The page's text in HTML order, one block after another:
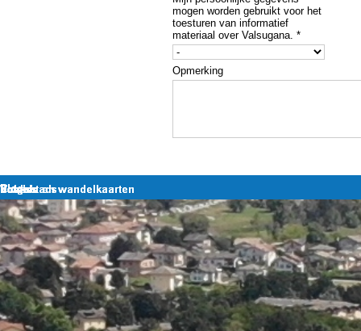
mogen worden gebruikt voor het
toesturen van informatief
materiaal over Valsugana. *
Opmerking
Terug naar de inhoud